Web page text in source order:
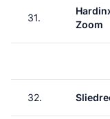
31.
Zoom
32.